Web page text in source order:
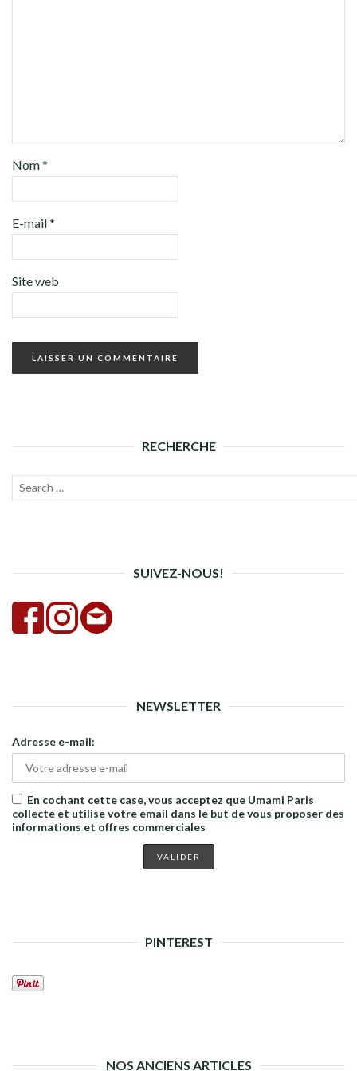
Nom*
E-mail*
Site web
RECHERCHE
Recherche
SUIVEZ-NOUS!
NEWSLETTER
Adresse e-mail:
En cochant cette case, vous acceptez que Umami Paris
collecte et utilise votre email dans le but de vous proposer des
informations et offres commerciales
PINTEREST
NOS ANCIENS ARTICLES